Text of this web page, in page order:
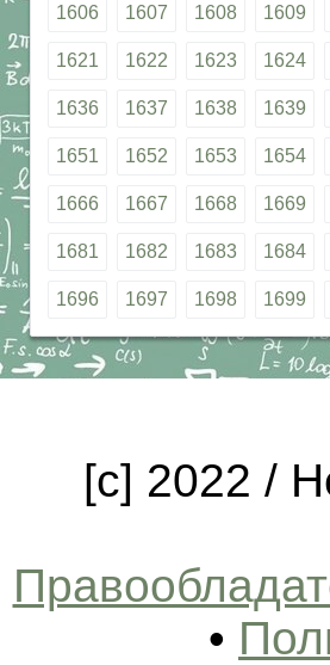
1606 1607 1608 1609
1621 1622 1623 1624
1636 1637 1638 1639
1651 1652 1653 1654
1666 1667 1668 1669
1681 1682 1683 1684
1696 1697 1698 1699
[c] 2022 /
•